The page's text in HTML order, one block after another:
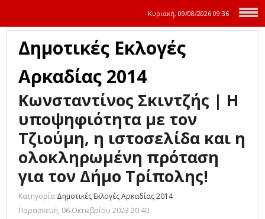
Κυριακή, 09/08/2026 09:36
Δημοτικές Εκλογές
Αρκαδίας 2014
Κωνσταντίνος Σκιντζής | Η
υποψηφιότητα με τον
Τζιούμη, η ιστοσελίδα και η
ολοκληρωμένη πρόταση
για τον Δήμο Τρίπολης!
Κατηγορία Δημοτικές Εκλογές Αρκαδίας 2014
Παρασκευή, 06 Οκτωβρίου 2023 20:40